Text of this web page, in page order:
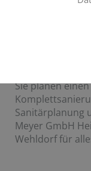
Sie planen
Sanitärplanung
Meyer GmbH
Wehldorf für